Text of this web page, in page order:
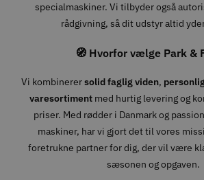
specialmaskiner. Vi tilbyder også
rådgivning, så dit udstyr altid
🧭 Hvorfor vælge Park &
Vi kombinerersolid faglig viden,
varesortimentmed hurtig levering og
priser. Med rødder i Danmark og
maskiner, har vi gjort det til vores
foretrukne partner for dig, der vil være
sæsonen og opgaven.